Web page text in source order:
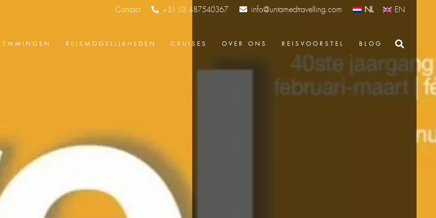
Contact +31 (0) 487540367 info@untamedtravelling.com NL EN
REISMOGELIJKHEDEN CRUISES OVER ONS REISVOORSTEL BLOG